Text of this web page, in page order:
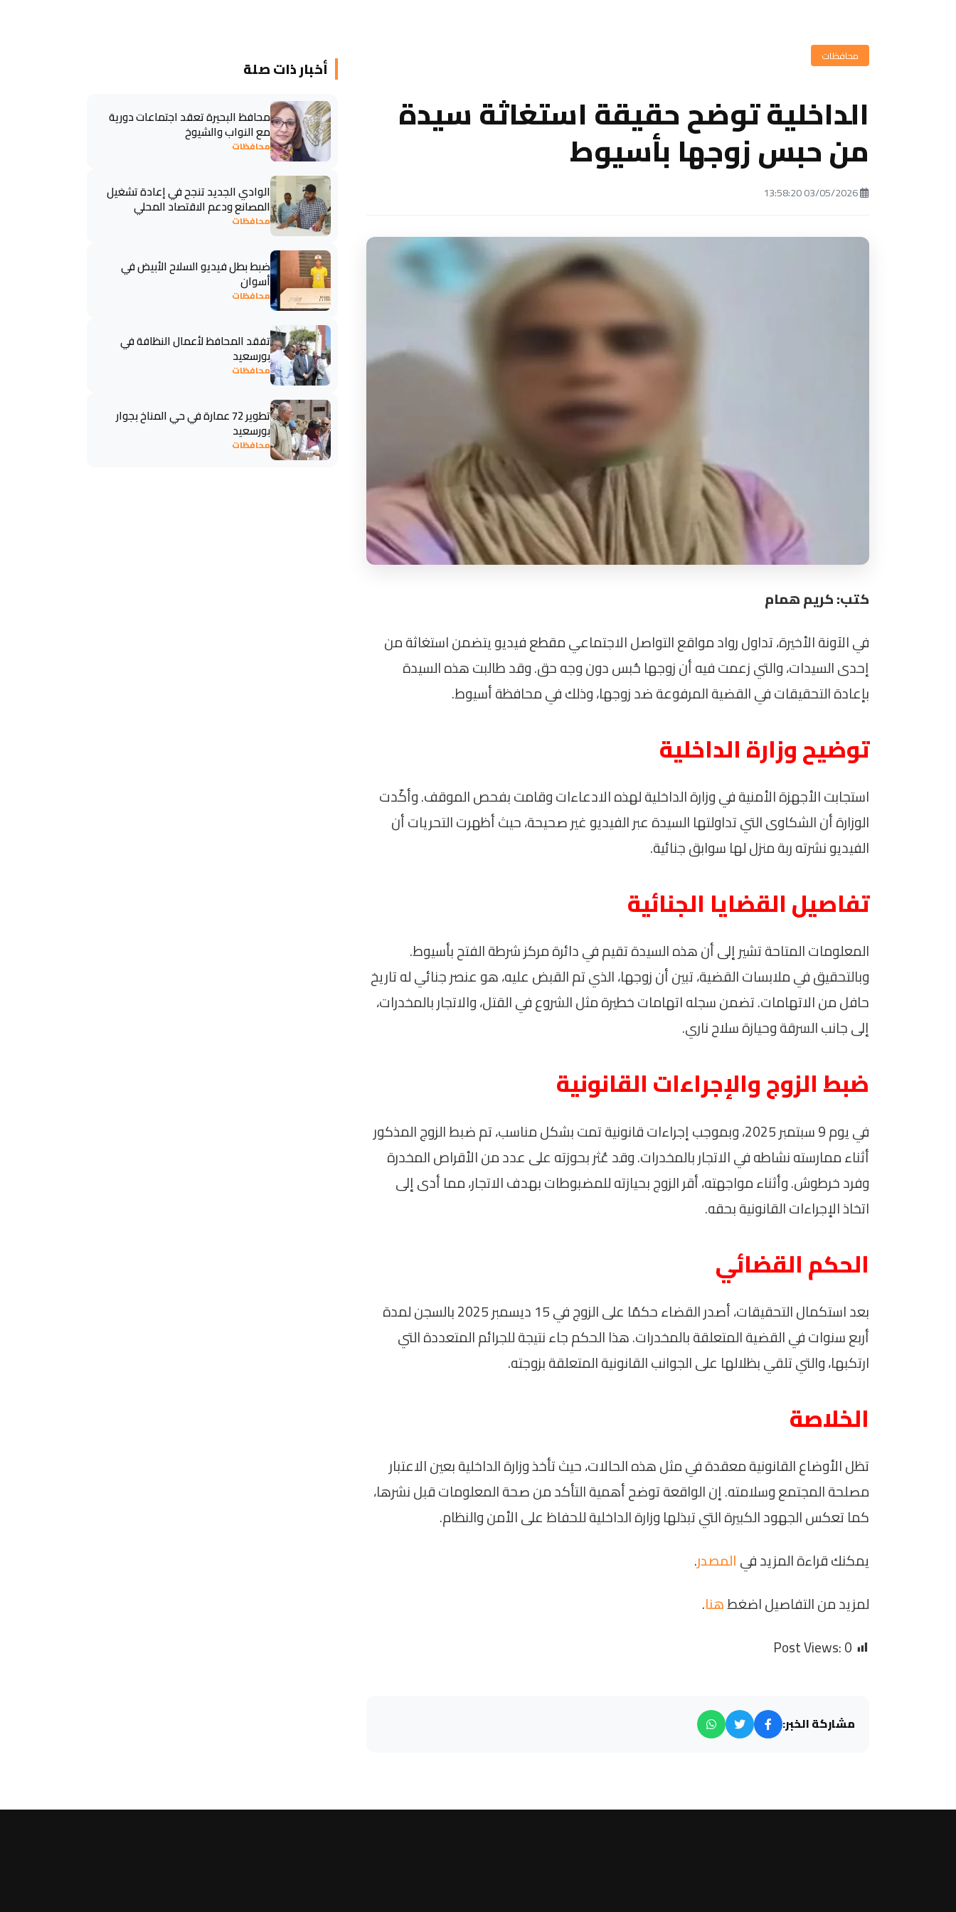
محافظات
الداخلية توضح حقيقة استغاثة سيدة
من حبس زوجها بأسيوط
كتب: كريم همام
في الآونة الأخيرة، تداول رواد مواقع التواصل الاجتماعي مقطع فيديو يتضمن استغاثة من
إحدى السيدات، والتي زعمت فيه أن زوجها حُبس دون وجه حق. وقد طالبت هذه السيدة
بإعادة التحقيقات في القضية المرفوعة ضد زوجها، وذلك في محافظة أسيوط.
توضيح وزارة الداخلية
استجابت الأجهزة الأمنية في وزارة الداخلية لهذه الادعاءات وقامت بفحص الموقف. وأكّدت
الوزارة أن الشكاوى التي تداولتها السيدة عبر الفيديو غير صحيحة، حيث أظهرت التحريات أن
الفيديو نشرته ربة منزل لها سوابق جنائية.
تفاصيل القضايا الجنائية
المعلومات المتاحة تشير إلى أن هذه السيدة تقيم في دائرة مركز شرطة الفتح بأسيوط.
وبالتحقيق في ملابسات القضية، تبين أن زوجها، الذي تم القبض عليه، هو عنصر جنائي له تاريخ
حافل من الاتهامات. تضمن سجله اتهامات خطيرة مثل الشروع في القتل، والاتجار بالمخدرات،
إلى جانب السرقة وحيازة سلاح ناري.
ضبط الزوج والإجراءات القانونية
في يوم 9 سبتمبر 2025، وبموجب إجراءات قانونية تمت بشكل مناسب، تم ضبط الزوج المذكور
أثناء ممارسته نشاطه في الاتجار بالمخدرات. وقد عُثر بحوزته على عدد من الأقراص المخدرة
وفرد خرطوش. وأثناء مواجهته، أقر الزوج بحيازته للمضبوطات بهدف الاتجار، مما أدى إلى
اتخاذ الإجراءات القانونية بحقه.
الحكم القضائي
بعد استكمال التحقيقات، أصدر القضاء حكمًا على الزوج في 15 ديسمبر 2025 بالسجن لمدة
أربع سنوات في القضية المتعلقة بالمخدرات. هذا الحكم جاء نتيجة للجرائم المتعددة التي
ارتكبها، والتي تلقي بظلالها على الجوانب القانونية المتعلقة بزوجته.
الخلاصة
تظل الأوضاع القانونية معقدة في مثل هذه الحالات، حيث تأخذ وزارة الداخلية بعين الاعتبار
مصلحة المجتمع وسلامته. إن الواقعة توضح أهمية التأكد من صحة المعلومات قبل نشرها،
كما تعكس الجهود الكبيرة التي تبذلها وزارة الداخلية للحفاظ على الأمن والنظام.
يمكنك قراءة المزيد فيالمصدر.
لمزيد من التفاصيل اضغطهنا.
Post Views:0
مشاركة الخبر:
أخبار ذات صلة
محافظ البحيرة تعقد اجتماعات دورية
مع النواب والشيوخ
محافظات
الوادي الجديد تنجح في إعادة تشغيل
المصانع ودعم الاقتصاد المحلي
محافظات
ضبط بطل فيديو السلاح الأبيض في
أسوان
محافظات
تفقد المحافظ لأعمال النظافة في
بورسعيد
محافظات
تطوير 72 عمارة في حي المناخ بجوار
بورسعيد
محافظات